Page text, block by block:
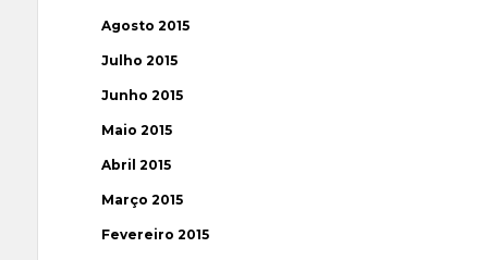
Agosto 2015
Julho 2015
Junho 2015
Maio 2015
Abril 2015
Março 2015
Fevereiro 2015